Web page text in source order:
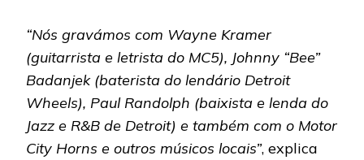
“Nós gravámos com Wayne Kramer
(guitarrista e letrista do MC5), Johnny “Bee”
Badanjek (baterista do lendário Detroit
Wheels), Paul Randolph (baixista e lenda do
Jazz e R&B de Detroit) e também com o Motor
City Horns e outros músicos locais”, explica